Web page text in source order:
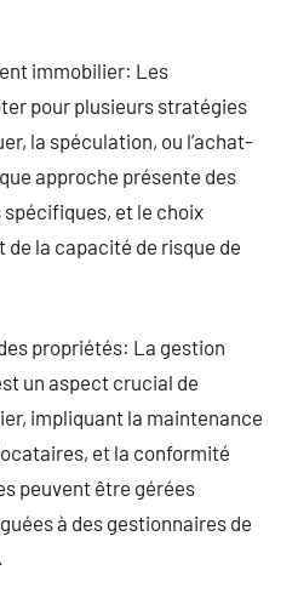
immobilier: Les
pour plusieurs stratégies
la spéculation, ou l’achat-
approche présente des
et le choix
la capacité de risque de
propriétés: La gestion
un aspect crucial de
impliquant la maintenance
et la conformité
peuvent être gérées
à des gestionnaires de